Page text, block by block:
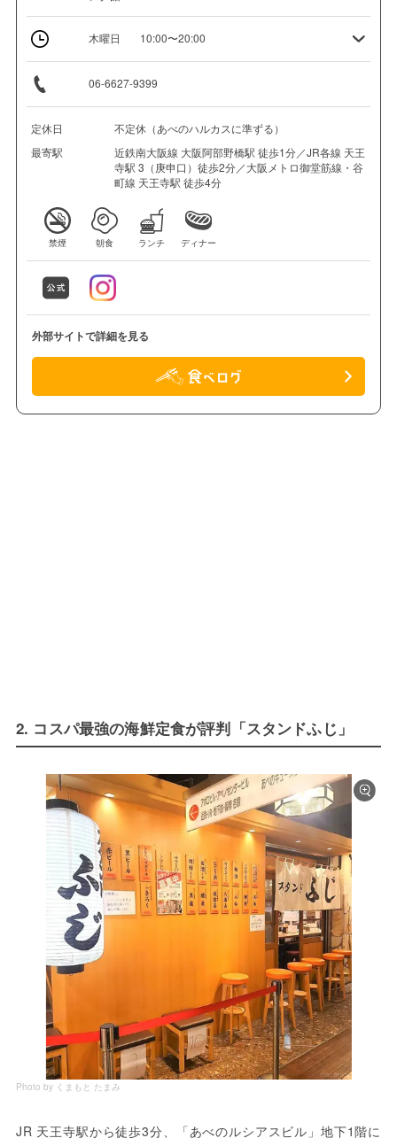
木曜日 10:00〜20:00
06-6627-9399
定休日
不定休（あべのハルカスに準ずる）
最寄駅
近鉄南大阪線 大阪阿部野橋駅 徒歩1分／JR各線 天王
寺駅 3（庚申口）徒歩2分／大阪メトロ御堂筋線・谷
町線 天王寺駅 徒歩4分
禁煙 朝食 ランチ ディナー
外部サイトで詳細を見る
2. コスパ最強の海鮮定食が評判「スタンドふじ」
Photo by くまもと たまみ
JR 天王寺駅から徒歩3分、「あべのルシアスビル」地下1階に